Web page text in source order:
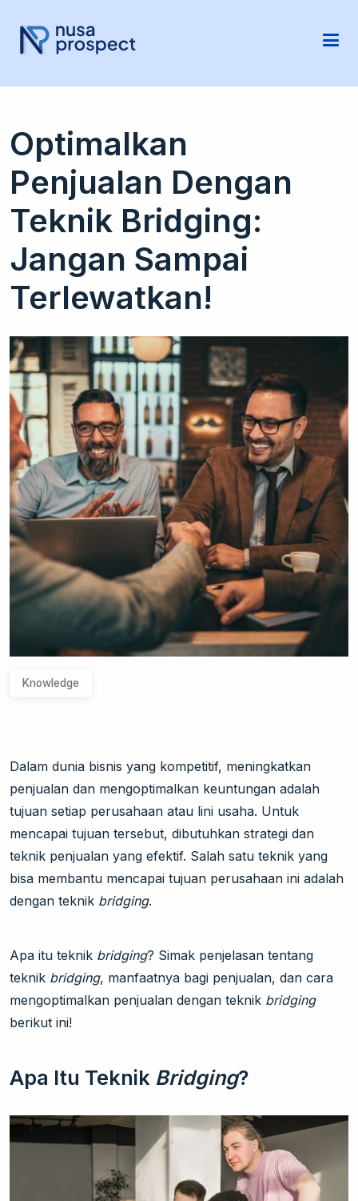
Optimalkan
Penjualan Dengan
Teknik Bridging:
Jangan Sampai
Terlewatkan!
Knowledge
Dalam dunia bisnis yang kompetitif, meningkatkan
penjualan dan mengoptimalkan keuntungan adalah
tujuan setiap perusahaan atau lini usaha. Untuk
mencapai tujuan tersebut, dibutuhkan strategi dan
teknik penjualan yang efektif. Salah satu teknik yang
bisa membantu mencapai tujuan perusahaan ini adalah
dengan teknik bridging.
Apa itu teknik bridging? Simak penjelasan tentang
teknik bridging, manfaatnya bagi penjualan, dan cara
mengoptimalkan penjualan dengan teknik bridging
berikut ini!
Apa Itu Teknik Bridging?